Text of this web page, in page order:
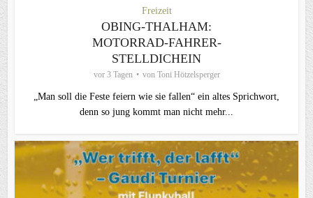
Freizeit
OBING-THALHAM:
MOTORRAD-FAHRER-
STELLDICHEIN
vor 3 Tagen von Toni Hötzelsperger
„Man soll die Feste feiern wie sie fallen“ ein altes Sprichwort,
denn so jung kommt man nicht mehr...